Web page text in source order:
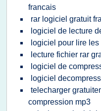
francais
rar logiciel gratuit
logiciel de lecture
logiciel pour lire les
lecture fichier rar
logiciel de
logiciel
telecharger
compression mp3